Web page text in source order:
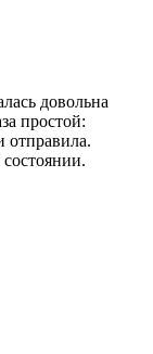
довольна
простой:
отправила.